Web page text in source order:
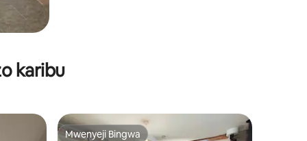
karibu
Mwenyeji Bingwa